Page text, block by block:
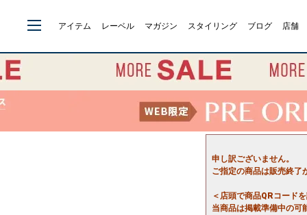
アイテム レーベル マガジン スタイリング ブログ 店舗
申し訳ございません。
ご指定の商品は販売終了
＜店頭で商品QRコード
当商品は掲載準備中の可